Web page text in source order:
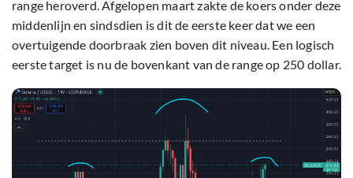
range heroverd. Afgelopen maart zakte de koers onder deze
middenlijn en sindsdien is dit de eerste keer dat we een
overtuigende doorbraak zien boven dit niveau. Een logisch
eerste target is nu de bovenkant van de range op 250 dollar.